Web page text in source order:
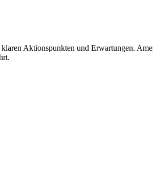
Aktionspunkten und Erwartungen.